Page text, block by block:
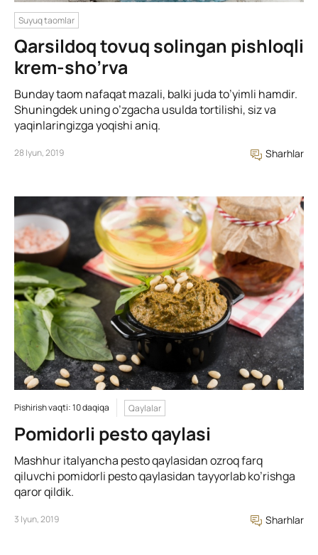
Suyuq taomlar
Qarsildoq tovuq solingan pishloqli
krem-sho’rva
Bunday taom nafaqat mazali, balki juda to’yimli hamdir.
Shuningdek uning o’zgacha usulda tortilishi, siz va
yaqinlaringizga yoqishi aniq.
28 Iyun, 2019 Sharhlar
Pishirish vaqti: 10 daqiqa Qaylalar
Pomidorli pesto qaylasi
Mashhur italyancha pesto qaylasidan ozroq farq
qiluvchi pomidorli pesto qaylasidan tayyorlab ko’rishga
qaror qildik.
3 Iyun, 2019 Sharhlar